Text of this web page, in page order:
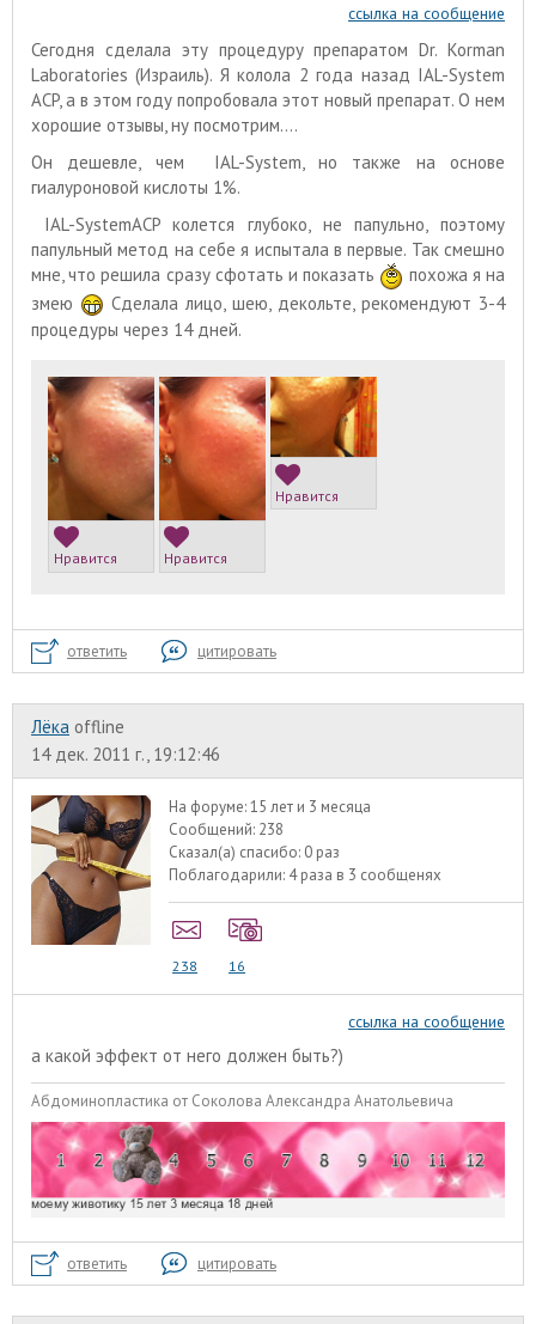
ссылка на сообщение
Сегодня сделала эту процедуру препаратом Dr. Korman
Laboratories (Израиль). Я колола 2 года назад IAL-System
ACP, а в этом году попробовала этот новый препарат. О нем
хорошие отзывы, ну посмотрим....
Он дешевле, чем IAL-System, но также на основе
гиалуроновой кислоты 1%.
IAL-SystemACP колется глубоко, не папульно, поэтому
папульный метод на себе я испытала в первые. Так смешно
мне, что решила сразу сфотать и показать
похожа я на
змею
Сделала лицо, шею, декольте, рекомендуют 3-4
процедуры через 14 дней.
Нравится Нравится
Нравится
ответить цитировать
Лёка offline
14 дек. 2011 г., 19:12:46
На форуме:15 лет и 3 месяца
Сообщений: 238
Сказал(а) спасибо: 0 раз
Поблагодарили: 4 раза в 3 сообщенях
238 16
ссылка на сообщение
а какой эффект от него должен быть?)
Абдоминопластика от Соколова Александра Анатольевича
ответить цитировать